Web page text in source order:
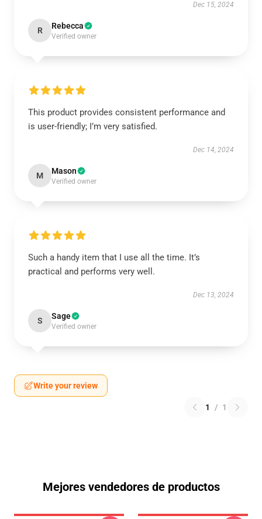
Dec 15, 2024
R Rebecca
Verified owner
This product provides consistent performance and
is user-friendly; I’m very satisfied.
Dec 14, 2024
M Mason
Verified owner
Such a handy item that I use all the time. It’s
practical and performs very well.
Dec 13, 2024
S Sage
Verified owner
Write your review
1 / 1
Mejores vendedores de productos